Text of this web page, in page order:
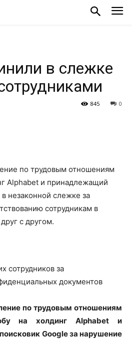
в слежке
0
845
по трудовым отношениям
Alphabet и принадлежащий
незаконной слежке за
сотрудникам в
с другом.
сотрудников за
документов
по трудовым отношениям
на холдинг Alphabet и
Google за нарушение